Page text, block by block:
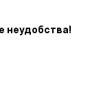
неудобства!